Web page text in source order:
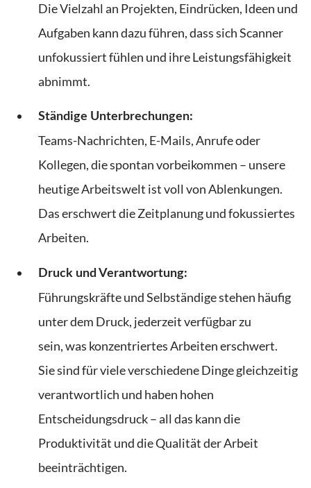
Die Vielzahl an Projekten, Eindrücken, Ideen und
Aufgaben kann dazu führen, dass sich Scanner
unfokussiert fühlen und ihre Leistungsfähigkeit
abnimmt.
Ständige Unterbrechungen:
Teams-Nachrichten, E-Mails, Anrufe oder
Kollegen, die spontan vorbeikommen – unsere
heutige Arbeitswelt ist voll von Ablenkungen.
Daserschwert die Zeitplanung und fokussiertes
Arbeiten.
Druck und Verantwortung:
Führungskräfte und Selbständige stehen häufig
unter dem Druck, jederzeit verfügbar zu
sein,was konzentriertes Arbeiten erschwert.
Siesind für viele verschiedene Dinge gleichzeitig
verantwortlich und haben hohen
Entscheidungsdruck – all das kann die
Produktivität und die Qualität der Arbeit
beeinträchtigen.